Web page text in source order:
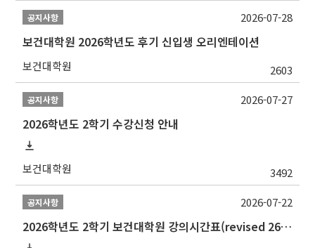
공지사항
보건대학원 2026학년도 후기 신입생 오리엔테이션
보건대학원 2603
2026-07-28
공지사항
2026학년도 2학기 수강신청 안내
보건대학원 3492
2026-07-27
공지사항
2026학년도 2학기 보건대학원 강의시간표(revised 260803)(2026 2nd SEMESTER SNU GSPH TIMETABLE)
2026-07-22